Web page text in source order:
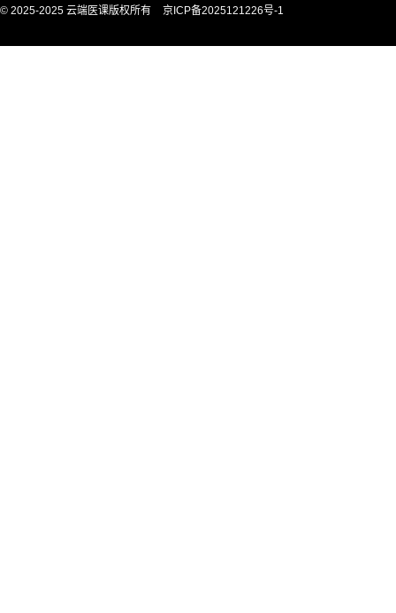
© 2025-2025 云端医课版权所有 京ICP备2025121226号-1